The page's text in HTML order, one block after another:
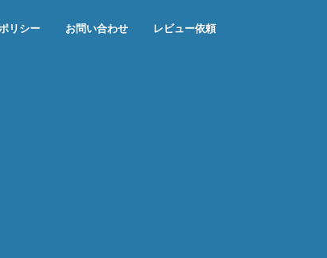
リシー お問い合わせ レビュー依頼